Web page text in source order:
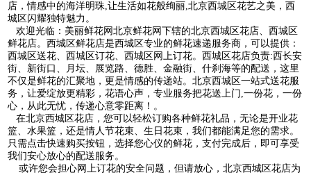
店，情感中的海洋明珠,让生活如花般绚丽,北京西城区花艺之美，西
城区闪耀独特魅力。
欢迎光临：美丽鲜花网北京鲜花网下辖的北京西城区花店、西城区
鲜花店。西城区鲜花店是西城区专业的鲜花速递服务商，可以提供：
西城区送花、西城区订花、西城区网上订花。西城区花店负责:西长安
街、新街口、月坛、展览路、德胜、金融街、什刹海等的配送，这里
不仅是鲜花的汇聚地，更是情感的传递站。北京西城区一站式送花服
务，让爱绽放更精彩，花语心声，专业服务把花送上门,一份花，一份
心，从此无忧，传递心意零距离！。
在北京西城区花店，您可以轻松订购各种鲜花礼品，无论是开业花
篮、水果篮，还是情人节花束、生日花束，我们都能满足您的需求。
只需点击快速购买按钮，选择您心仪的鲜花，支付完成后，即可享受
我们安心放心的配送服务。
或许您会担心网上订花的安全问题，但请放心，北京西城区花店为